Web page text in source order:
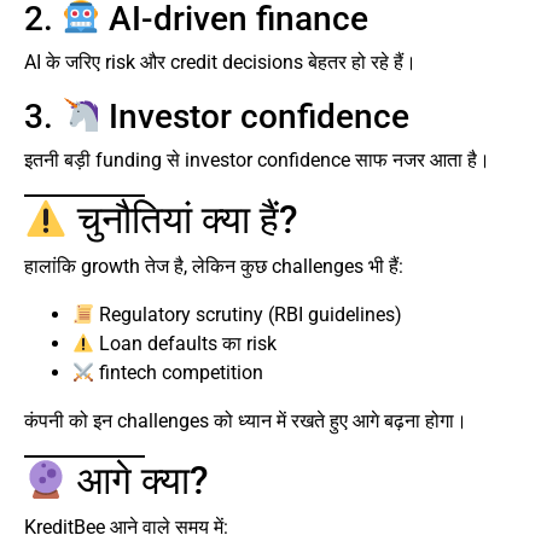
2. AI-driven finance
AI के जरिए risk और credit decisions बेहतर हो रहे हैं।
3. Investor confidence
इतनी बड़ी funding से investor confidence साफ नजर आता है।
चुनौतियां क्या हैं?
हालांकि growth तेज है, लेकिन कुछ challenges भी हैं:
Regulatory scrutiny (RBI guidelines)
Loan defaults का risk
fintech competition
कंपनी को इन challenges को ध्यान में रखते हुए आगे बढ़ना होगा।
आगे क्या?
KreditBee आने वाले समय में: